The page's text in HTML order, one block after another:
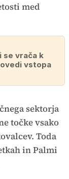
med
se vrača k
vstopa
sektorja
točke vsako
Toda
in Palmi